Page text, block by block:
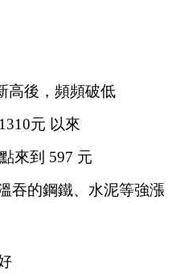
高後，頻頻破低
元 以來
來到 597 元
吞的鋼鐵、水泥等強漲